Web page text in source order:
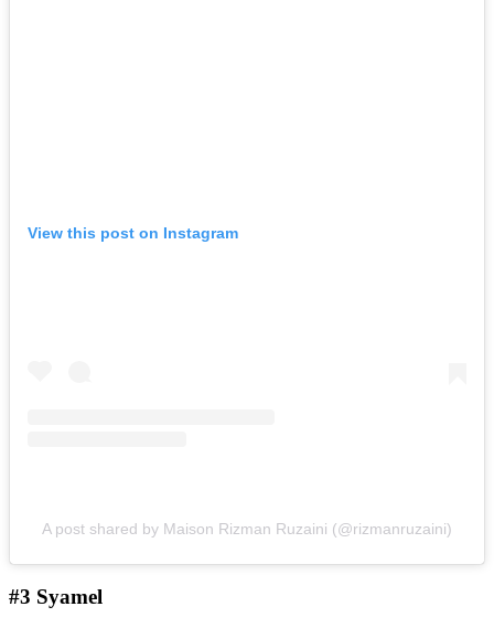
View this post on Instagram
A post shared by Maison Rizman Ruzaini (@rizmanruzaini)
#3 Syamel